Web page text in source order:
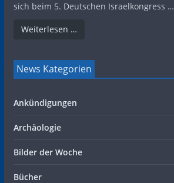
sich beim 5. Deutschen Israelkongress …
Weiterlesen …
News Kategorien
Ankündigungen
Archäologie
Bilder der Woche
Bücher